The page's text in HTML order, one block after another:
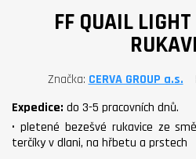
FF QUAIL
Značka CERVA GROUP a.s.
Expedice: do 3-5 pracovních dnů.
• pletené bezešvé rukavice ze
terčíky v dlani, na hřbetu a prstech